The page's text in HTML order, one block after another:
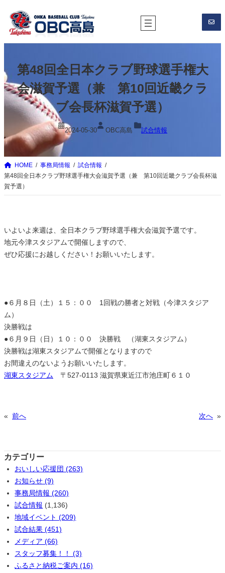
を
ス
ッ
プ
第48回全日本クラブ野球選手権大
会滋賀予選（兼 第10回近畿クラ
ブ会長杯滋賀予選）
2024-05-30 OBC高島 試合情報
HOME 事務局情報
試合情報
第48回全日本クラブ野球選手権大会滋賀予選（兼 第10回近畿クラブ会長杯滋
賀予選）
いよいよ来週は、全日本クラブ野球選手権大会滋賀予選です。
地元今津スタジアムで開催しますので、
ぜひ応援にお越しください！お願いいたします。
●６月８日（土）１５：００ 1回戦の勝者と対戦（今津スタジア
ム）
決勝戦は
●６月９日（日）１０：００ 決勝戦 （湖東スタジアム）
決勝戦は湖東スタジアムで開催となりますので
お間違えのないようお願いいたします。
湖東スタジアム 〒527-0113 滋賀県東近江市池庄町６１０
« 前へ 次へ »
カテゴリー
おいしい応援団 (263)
お知らせ (9)
事務局情報 (260)
試合情報 (1,136)
地域イベント (209)
試合結果 (451)
メディア (66)
スタッフ募集！！ (3)
ふるさと納税ご案内 (16)